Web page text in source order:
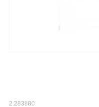
2.283880